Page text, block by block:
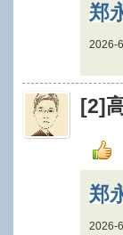
郑
2026-
[2]
郑
2026-